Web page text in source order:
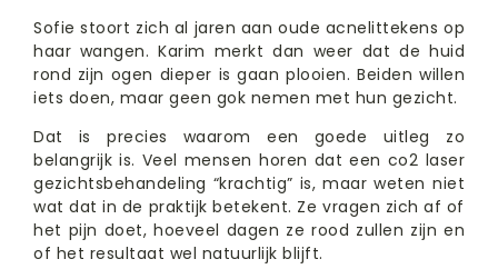
Sofie stoort zich al jaren aan oude acnelittekens op
haar wangen. Karim merkt dan weer dat de huid
rond zijn ogen dieper is gaan plooien. Beiden willen
iets doen, maar geen gok nemen met hun gezicht.
Dat is precies waarom een goede uitleg zo
belangrijk is. Veel mensen horen dat een co2 laser
gezichtsbehandeling “krachtig” is, maar weten niet
wat dat in de praktijk betekent. Ze vragen zich af of
het pijn doet, hoeveel dagen ze rood zullen zijn en
of het resultaat wel natuurlijk blijft.